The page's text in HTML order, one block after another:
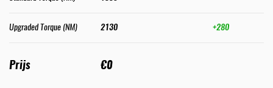
Upgraded Torque (NM) 2130 +280
Prijs €0